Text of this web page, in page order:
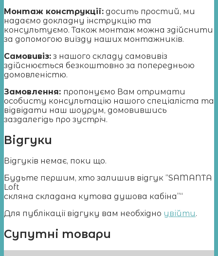
Монтаж конструкції: досить простий, ми
надаємо докладну інструкцію та
консультуємо. Також монтаж можна здійснити
за допомогою виїзду наших монтажників.
Самовивіз: з нашого складу самовивіз
здійснюється безкоштовно за попередньою
домовленістю.
Замовлення: пропонуємо Вам отримати
особисту консультацію нашого спеціаліста та
відвідати наш шоурум, домовившись
заздалегідь про зустріч.
Відгуки
Відгуків немає, поки що.
Будьте першим, хто залишив відгук “SAMANTA
Loft
cкляна складана кутова душова кабіна”“
Для публікації відгуку вам необхідно увійти.
Супутні товари